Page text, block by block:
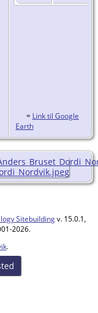
= Link til Google
Earth
Sitebuildingv. 15.0.1,
2026.
.